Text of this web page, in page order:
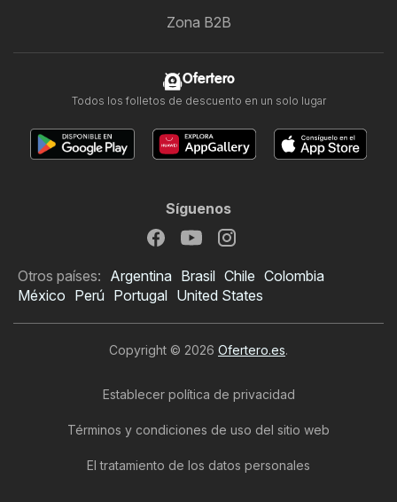
Zona B2B
Ofertero
Todos los folletos de descuento en un solo lugar
Síguenos
Otros países: Argentina Brasil Chile Colombia
México Perú Portugal United States
Copyright © 2026 Ofertero.es.
Establecer política de privacidad
Términos y condiciones de uso del sitio web
El tratamiento de los datos personales